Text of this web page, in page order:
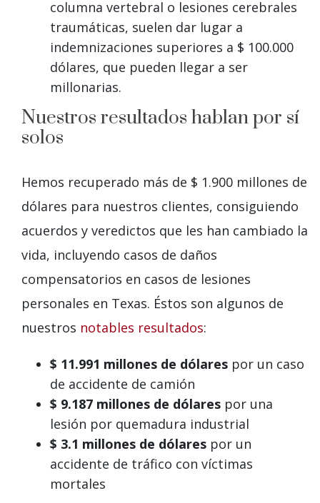
columna vertebral o lesiones cerebrales
traumáticas, suelen dar lugar a
indemnizaciones superiores a $ 100.000
dólares, que pueden llegar a ser
millonarias.
Nuestros resultados hablan por sí
solos
Hemos recuperado más de $ 1.900 millones de
dólares para nuestros clientes, consiguiendo
acuerdos y veredictos que les han cambiado la
vida, incluyendo casos de daños
compensatorios en casos de lesiones
personales en Texas. Éstos son algunos de
nuestros notables resultados:
$ 11.991 millones de dólares por un caso
de accidente de camión
$ 9.187 millones de dólares por una
lesión por quemadura industrial
$ 3.1 millones de dólares por un
accidente de tráfico con víctimas
mortales